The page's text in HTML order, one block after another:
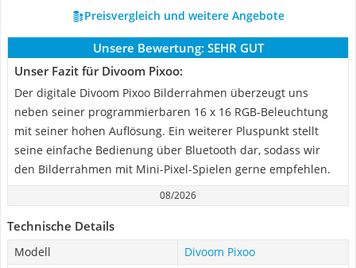
Preisvergleich und weitere Angebote
Unsere Bewertung: SEHR GUT
Unser Fazit für Divoom Pixoo:
Der digitale Divoom Pixoo Bilderrahmen überzeugt uns
neben seiner programmierbaren 16 x 16 RGB-Beleuchtung
mit seiner hohen Auflösung. Ein weiterer Pluspunkt stellt
seine einfache Bedienung über Bluetooth dar, sodass wir
den Bilderrahmen mit Mini-Pixel-Spielen gerne empfehlen.
08/2026
Technische Details
Modell
Divoom Pixoo